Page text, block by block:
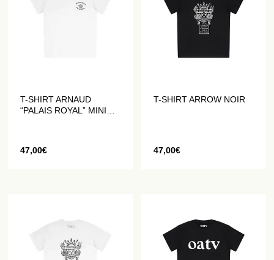
T-SHIRT ARNAUD
“PALAIS ROYAL” MINI
47,00€
T-SHIRT ARROW NOIR
47,00€